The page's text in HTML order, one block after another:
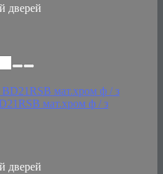
дверей
мат.хром ф / з
дверей